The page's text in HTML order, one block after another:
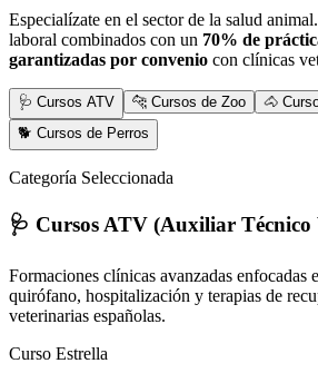
Especialízate en el sector de la salud
laboral combinados con un 70% de
garantizadas por convenio con clínicas
🩺 Cursos ATV 🐆 Cursos de Zoo
🐴
🐕 Cursos de Perros
Categoría Seleccionada
🩺 Cursos ATV (Auxiliar Técnico
Formaciones clínicas avanzadas enfocadas
quirófano, hospitalización y terapias de
veterinarias españolas.
Curso Estrella